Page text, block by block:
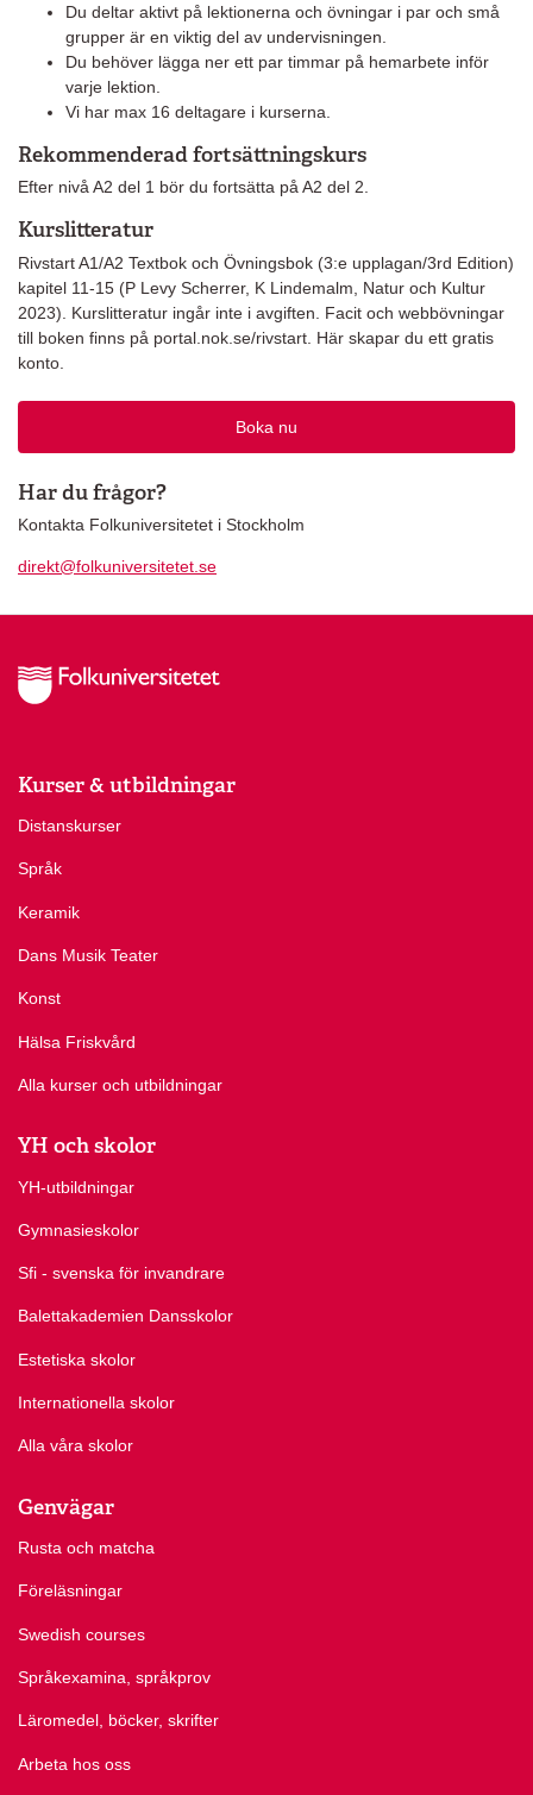
Du deltar aktivt på lektionerna och övningar i par och små
grupper är en viktig del av undervisningen.
Du behöver lägga ner ett par timmar på hemarbete inför
varje lektion.
Vi har max 16 deltagare i kurserna.
Rekommenderad fortsättningskurs
Efter nivå A2 del 1 bör du fortsätta på A2 del 2.
Kurslitteratur
Rivstart A1/A2 Textbok och Övningsbok (3:e upplagan/3rd Edition)
kapitel 11-15 (P Levy Scherrer, K Lindemalm, Natur och Kultur
2023). Kurslitteratur ingår inte i avgiften. Facit och webbövningar
till boken finns på portal.nok.se/rivstart. Här skapar du ett gratis
konto.
Boka nu
Har du frågor?
Kontakta Folkuniversitetet i Stockholm
direkt@folkuniversitetet.se
Kurser & utbildningar
Distanskurser
Språk
Keramik
Dans Musik Teater
Konst
Hälsa Friskvård
Alla kurser och utbildningar
YH och skolor
YH-utbildningar
Gymnasieskolor
Sfi - svenska för invandrare
Balettakademien Dansskolor
Estetiska skolor
Internationella skolor
Alla våra skolor
Genvägar
Rusta och matcha
Föreläsningar
Swedish courses
Språkexamina, språkprov
Läromedel, böcker, skrifter
Arbeta hos oss